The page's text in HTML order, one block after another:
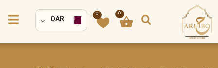
0
0
QAR